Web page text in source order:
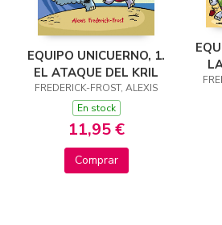
EQUIPO UNICUERNO, 1.
EL ATAQUE DEL KRIL
FREDERICK-FROST, ALEXIS
En stock
11,95 €
Comprar